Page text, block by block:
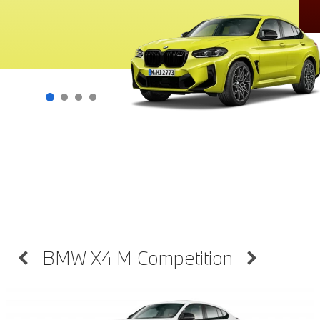
BMW X4 M Competition